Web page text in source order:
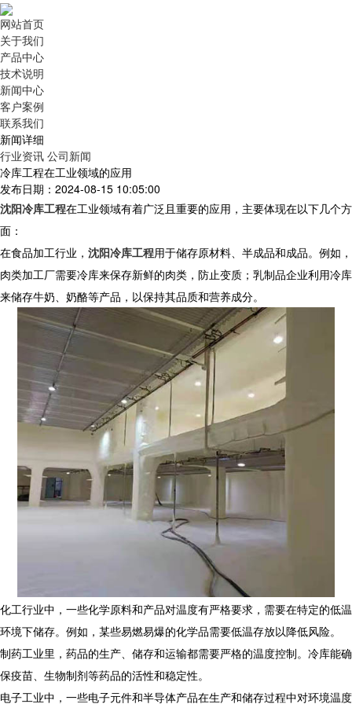
网站首页
关于我们
产品中心
技术说明
新闻中心
客户案例
联系我们
新闻详细
行业资讯 公司新闻
冷库工程在工业领域的应用
发布日期：2024-08-15 10:05:00
沈阳冷库工程在工业领域有着广泛且重要的应用，主要体现在以下几个方
面：
在食品加工行业， 沈阳冷库工程用于储存原材料、半成品和成品。例如，
肉类加工厂需要冷库来保存新鲜的肉类，防止变质；乳制品企业利用冷库
来储存牛奶、奶酪等产品，以保持其品质和营养成分。
化工行业中，一些化学原料和产品对温度有严格要求，需要在特定的低温
环境下储存。例如，某些易燃易爆的化学品需要低温存放以降低风险。
制药工业里，药品的生产、储存和运输都需要严格的温度控制。冷库能确
保疫苗、生物制剂等药品的活性和稳定性。
电子工业中，一些电子元件和半导体产品在生产和储存过程中对环境温度